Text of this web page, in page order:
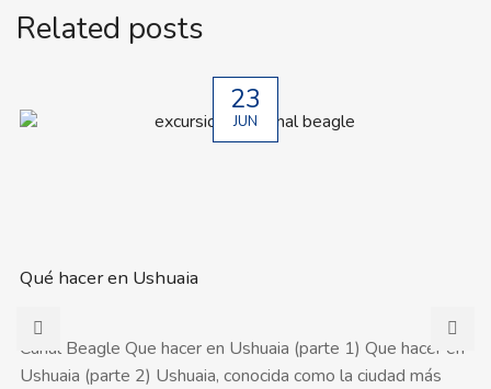
Related posts
23
JUN
Qué hacer en Ushuaia
Canal Beagle Que hacer en Ushuaia (parte 1) Que hacer en
Ushuaia (parte 2) Ushuaia, conocida como la ciudad más